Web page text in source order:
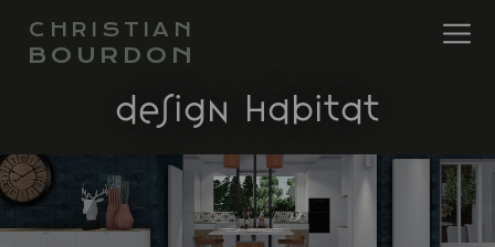
CHRISTIAN
BOURDON
design habitat